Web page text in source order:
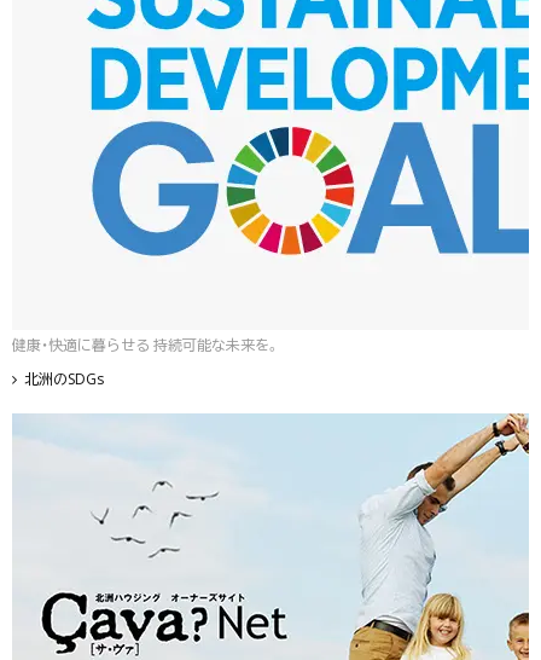
健康・快適に暮らせる 持続可能な未来を。
北洲のSDGs